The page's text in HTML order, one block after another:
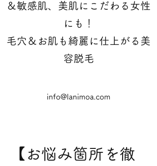
＆敏感肌、美肌にこだわる女性
にも！
​毛穴＆お肌も綺麗に仕上がる美
容脱毛
info@lanimoa.com
【お悩み箇所を徹